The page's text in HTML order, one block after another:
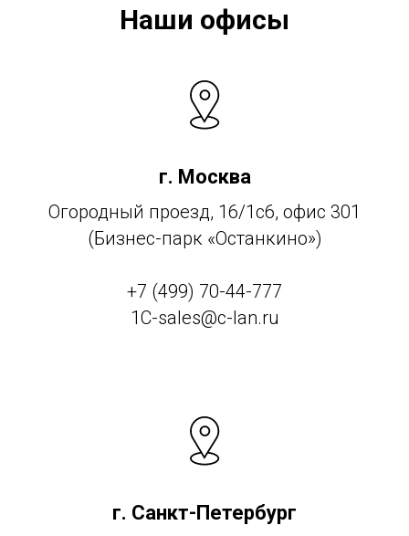
Наши офисы
г. Москва
Огородный проезд, 16/1с6, офис 301
(Бизнес-парк «Останкино»)
+7 (499) 70-44-777
1C-sales@c-lan.ru
г. Санкт-Петербург